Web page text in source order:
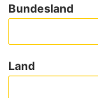
Bundesland
Land